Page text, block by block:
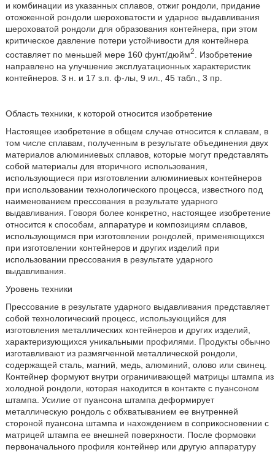
и комбинации из указанных сплавов, отжиг рондоли, придание
отожженной рондоли шероховатости и ударное выдавливания
шероховатой рондоли для образования контейнера, при этом
критическое давление потери устойчивости для контейнера
составляет по меньшей мере 160 фунт/дюйм2
. Изобретение
направлено на улучшение эксплуатационных характеристик
контейнеров. 3 н. и 17 з.п. ф-лы, 9 ил., 45 табл., 3 пр.
Область техники, к которой относится изобретение
Настоящее изобретение в общем случае относится к сплавам, в
том числе сплавам, полученным в результате объединения двух
материалов алюминиевых сплавов, которые могут представлять
собой материалы для вторичного использования,
использующиеся при изготовлении алюминиевых контейнеров
при использовании технологического процесса, известного под
наименованием прессования в результате ударного
выдавливания. Говоря более конкретно, настоящее изобретение
относится к способам, аппаратуре и композициям сплавов,
использующимся при изготовлении рондолей, применяющихся
при изготовлении контейнеров и других изделий при
использовании прессования в результате ударного
выдавливания.
Уровень техники
Прессование в результате ударного выдавливания представляет
собой технологический процесс, использующийся для
изготовления металлических контейнеров и других изделий,
характеризующихся уникальными профилями. Продукты обычно
изготавливают из размягченной металлической рондоли,
содержащей сталь, магний, медь, алюминий, олово или свинец.
Контейнер формуют внутри ограничивающей матрицы штампа из
холодной рондоли, которая находится в контакте с пуансоном
штампа. Усилие от пуансона штампа деформирует
металлическую рондоль с обхватыванием ее внутренней
стороной пуансона штампа и нахождением в соприкосновении с
матрицей штампа ее внешней поверхности. После формовки
первоначального профиля контейнер или другую аппаратуру